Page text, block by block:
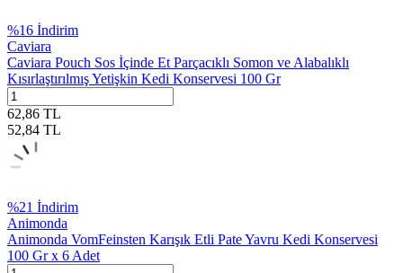
%16 İndirim
Caviara
Caviara Pouch Sos İçinde Et Parçacıklı Somon ve Alabalıklı
Kısırlaştırılmış Yetişkin Kedi Konservesi 100 Gr
62,86 TL
52,84 TL
%21 İndirim
Animonda
Animonda VomFeinsten Karışık Etli Pate Yavru Kedi Konservesi
100 Gr x 6 Adet